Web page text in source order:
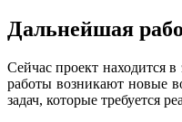
Дальнейшая
Сейчас проект находится
работы возникают новые
задач, которые требуется